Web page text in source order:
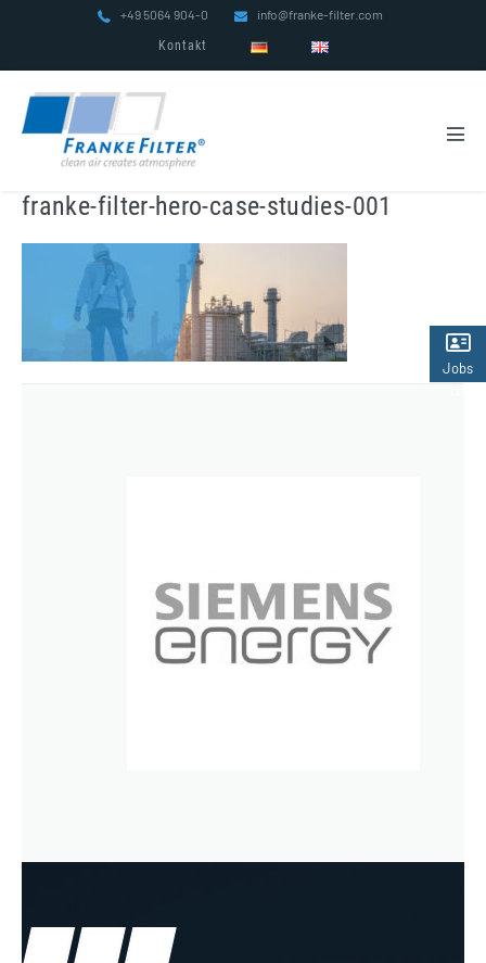
+49 5064 904-0 info@franke-filter.com
Kontakt
franke-filter-hero-case-studies-001
Jobs